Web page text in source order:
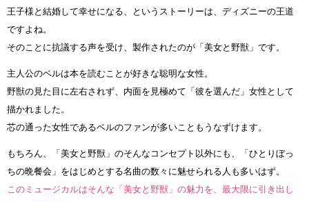
王子様と結婚して幸せになる、というストーリーは、ディズニーの王道
ですよね。
そのことに抗議する声を受け、製作されたのが「美女と野獣」です。
主人公のベルは本を読むことが好きな聡明な女性。
野獣の見た目に左右されず、内面を見極めて「彼を選んだ」女性として
描かれました。
芯の通った女性であるベルのファンが多いこともうなずけます。
もちろん、「美女と野獣」のそんなコンセプト以外にも、「ひとりぼっ
ちの晩餐会」をはじめとする名曲の数々に魅せられる人も多いはず。
このミュージカルはそんな「美女と野獣」の魅力を、最大限に引き出し